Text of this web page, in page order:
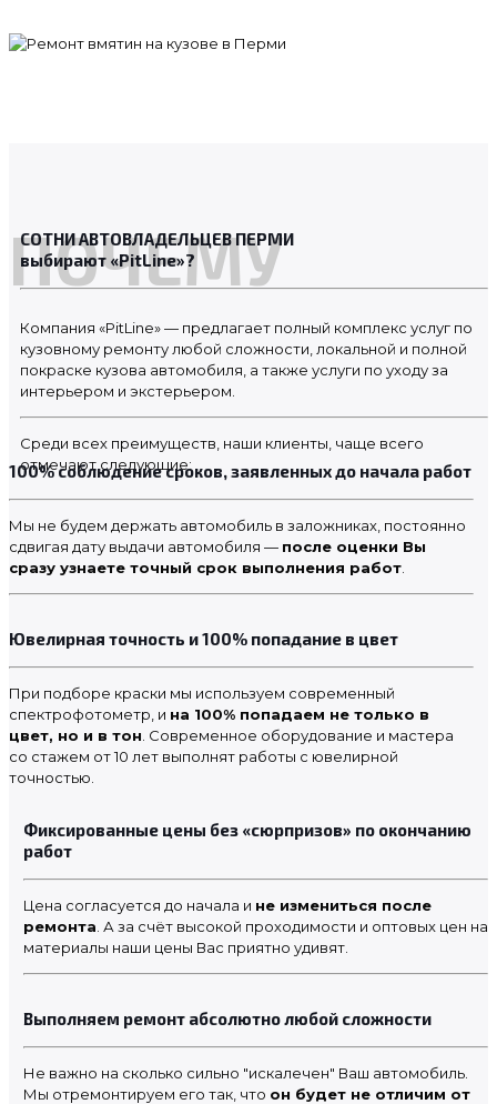
ПОЧЕМУ
СОТНИ АВТОВЛАДЕЛЬЦЕВ ПЕРМИ
выбирают «PitLine»?
Компания «PitLine» — предлагает полный комплекс услуг по
кузовному ремонту любой сложности, локальной и полной
покраске кузова автомобиля, а также услуги по уходу за
интерьером и экстерьером.
Среди всех преимуществ, наши клиенты, чаще всего
отмечают следующие:
100% соблюдение сроков, заявленных до начала работ
Мы не будем держать автомобиль в заложниках, постоянно
сдвигая дату выдачи автомобиля — после оценки Вы
сразу узнаете точный срок выполнения работ
Ювелирная точность и 100% попадание в цвет
При подборе краски мы используем современный
спектрофотометр, и на 100% попадаем не только в
цвет, но и в тон . Современное оборудование и мастера
со стажем от 10 лет выполнят работы с ювелирной
точностью.
Фиксированные цены без «сюрпризов» по окончанию
работ
Цена согласуется до начала и не измениться после
ремонта . А за счёт высокой проходимости и оптовых цен на
материалы наши цены Вас приятно удивят.
Выполняем ремонт абсолютно любой сложности
Не важно на сколько сильно "искалечен" Ваш автомобиль.
Мы отремонтируем его так, что он будет не отличим от